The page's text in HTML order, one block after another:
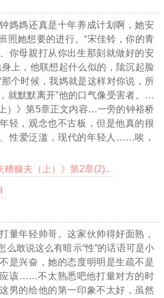
媽媽还真是十年养成计划啊，她安
照她想要的进行。“宋佳铃，你的青
你母親打从你出生那刻就做好的安
上，他联想起什么似的，隂沉起脸
个时候，我媽就是这样对你说，所
就默默离开”他的口气像受害者。
…
）》第5章正文内容…一旁的钟裕桥
轻，观念也不古板，但是他真的很
性爱泛滥，现代的年轻人……唉，
糟糠夫（上）》第2章(2)..
量年轻帅哥。这家伙帅得好面熟，
么敢说这么有暗示“性”的话语可是小
是兴奋，她的态度明明是生疏不是
该……不太熟悉吧他打量对方的时
男的给他的第一印象不太好，虽然